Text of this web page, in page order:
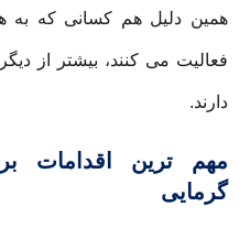
همین دلیل هم کسانی که به
فعالیت می کنند، بیشتر از
دارند.
مهم ترین اقدامات
گرمایی